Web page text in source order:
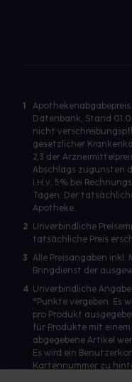
1
Datenbank, Stand
nicht
gesetzlicher
2,3 der
Abschlags zugunsten
i.H.v. 5% bei
Tagen. Der
Apotheke.
2 Unverbindliche
tatsächliche Preis
3 Alle Preisangaben
Bringdienst der
4 Unverbindliche
°Punkte vergeben. Es
pro Produkt
für Produkte mit einem
abgegebene Artikel
Es wird ein
Kartennummer zu